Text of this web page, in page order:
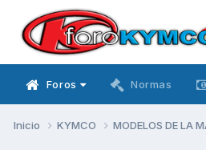
Foros Normas
Inicio KYMCO MODELOS DE LA